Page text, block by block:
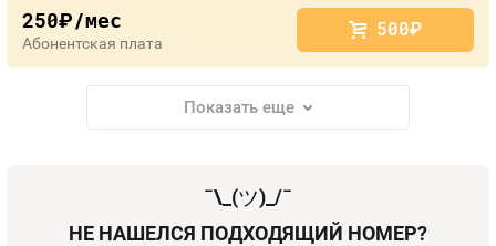
250руб./мес
Абонентская плата
500руб.
Показать еще
¯\_(ツ)_/¯
НЕ НАШЕЛСЯ ПОДХОДЯЩИЙ НОМЕР?